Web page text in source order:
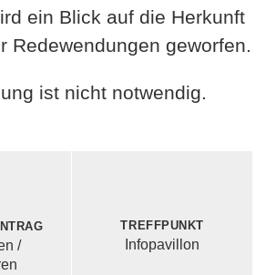
ein Blick auf die Herkunft
Redewendungen geworfen.
ist nicht notwendig.
/
Treffpunkt
Infopavillon